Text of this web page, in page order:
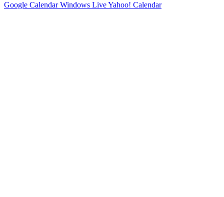
Google CalendarWindows LiveYahoo! Calendar